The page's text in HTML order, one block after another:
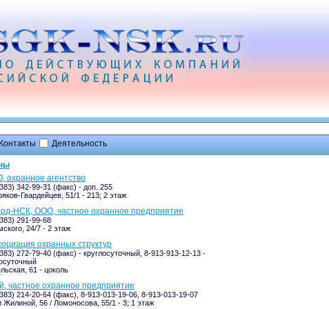
Контакты Деятельность
охранное агентство
342-99-31 (факс) - доп. 255
Гвардейцев, 51/1 - 213; 2 этаж
НСК, ООО, частное охранное предприятие
291-99-68
24/7 - 2 этаж
охранных структур
272-79-40 (факс) - круглосуточный, 8-913-913-12-13 -
61 - цоколь
частное охранное предприятие
214-20-64 (факс), 8-913-013-19-06, 8-913-013-19-07
Жилиной, 56 / Ломоносова, 55/1 - 3; 1 этаж